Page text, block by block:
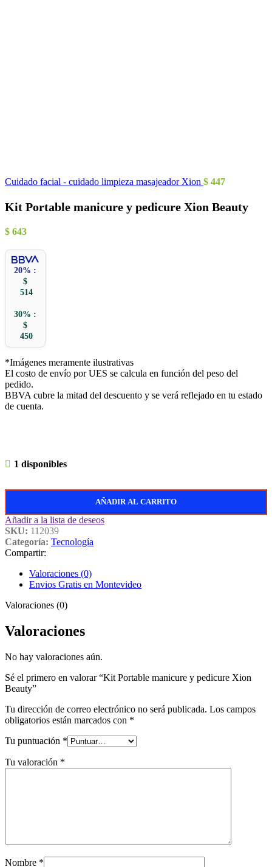
Cuidado facial - cuidado limpieza masajeador Xion $ 447
Kit Portable manicure y pedicure Xion Beauty
$ 643
20% :
$
514
30% :
$
450
*Imágenes meramente ilustrativas
El costo de envío por UES se calcula en función del peso del
pedido.
BBVA cubre la mitad del descuento y se verá reflejado en tu estado
de cuenta.
1 disponibles
AÑADIR AL CARRITO
Añadir a la lista de deseos
SKU: 112039
Categoría: Tecnología
Compartir:
Valoraciones (0)
Envios Gratis en Montevideo
Valoraciones (0)
Valoraciones
No hay valoraciones aún.
Sé el primero en valorar “Kit Portable manicure y pedicure Xion
Beauty”
Tu dirección de correo electrónico no será publicada. Los campos
obligatorios están marcados con *
Tu puntuación *
Tu valoración *
Nombre *